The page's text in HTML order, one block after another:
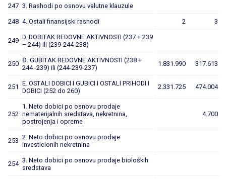
247 3. Rashodi po osnovu valutne klauzule
248 4. Ostali finansijski rashodi 2 3
249 D. DOBITAK REDOVNE AKTIVNOSTI (237 + 239
– 244) ili (239-244-238)
250 Đ. GUBITAK REDOVNE AKTIVNOSTI (238 +
244 -239) ili (244-239-237)
1.831.990 317.613
251 E. OSTALI DOBICI I GUBICI I OSTALI PRIHODI I
DOBICI (252 do 260)
2.331.725 474.004
252
1. Neto dobici po osnovu prodaje
nematerijalnih sredstava, nekretnina,
postrojenja i opreme
4.700
253 2. Neto dobici po osnovu prodaje
investicionih nekretnina
254 3. Neto dobici po osnovu prodaje bioloških
sredstava